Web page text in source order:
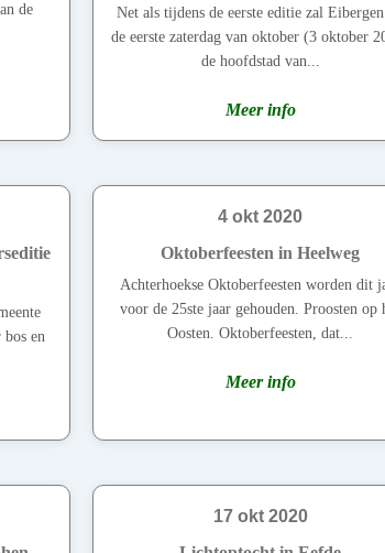
de
Net als tijdens de eerste editie zal
de eerste zaterdag van oktober (3 oktober
de hoofdstad van...
Meer info
en
4 okt 2020
Oktoberfeesten in Heelweg
Achterhoekse Oktoberfeesten worden dit
voor de 25ste jaar gehouden. Proosten op
Oosten. Oktoberfeesten, dat...
Meer info
17 okt 2020